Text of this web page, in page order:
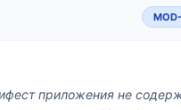
приложения не